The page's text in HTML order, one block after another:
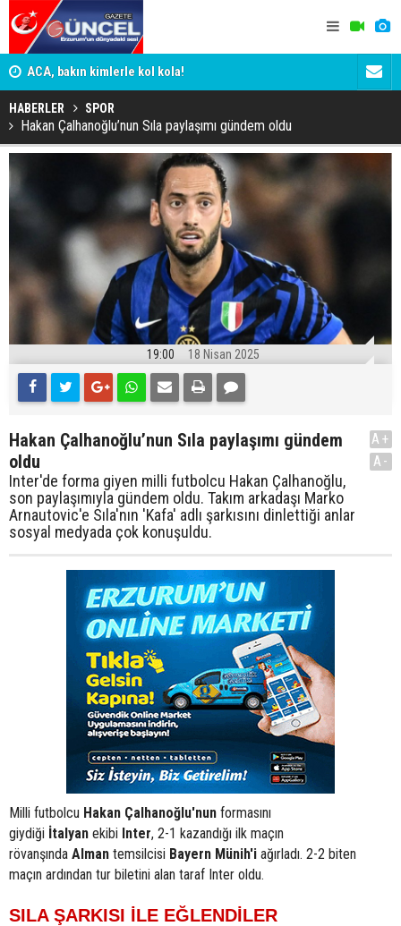
ACA, bakın kimlerle kol kola!
HABERLER SPOR
Hakan Çalhanoğlu’nun Sıla paylaşımı gündem oldu
19:00 18 Nisan 2025
Hakan Çalhanoğlu’nun Sıla paylaşımı gündem
oldu
Inter'de forma giyen milli futbolcu Hakan Çalhanoğlu,
son paylaşımıyla gündem oldu. Takım arkadaşı Marko
Arnautovic'e Sıla'nın 'Kafa' adlı şarkısını dinlettiği anlar
sosyal medyada çok konuşuldu.
A+
A-
Milli futbolcu Hakan Çalhanoğlu'nun formasını
giydiği İtalyan ekibi Inter, 2-1 kazandığı ilk maçın
rövanşında Alman temsilcisi Bayern Münih'i ağırladı. 2-2 biten
maçın ardından tur biletini alan taraf Inter oldu.
SILA ŞARKISI İLE EĞLENDİLER